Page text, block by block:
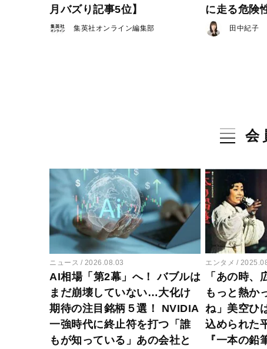
月バズり記事5位】
集英社オンライン編集部
に走る危険
田中紀子
会
ニュース 2026.08.03
AI相場「第2幕」へ！ バブルは
まだ崩壊していない…大化け
期待の注目銘柄５選！ NVIDIA
一強時代に終止符を打つ「誰
もが知っている」あの会社と
エンタメ
「あの時、
もっと熱か
ね」美空ひ
込められた
『一本の鉛